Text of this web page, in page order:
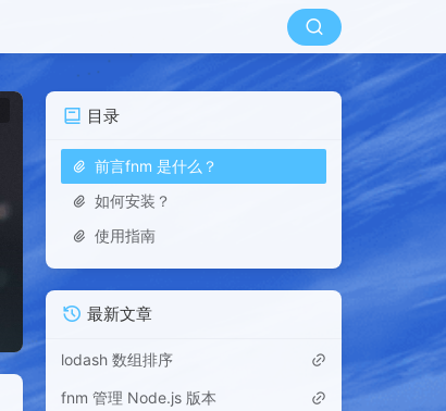
目录
前言fnm 是什么？
如何安装？
使用指南
最新文章
lodash 数组排序
fnm 管理 Node.js 版本